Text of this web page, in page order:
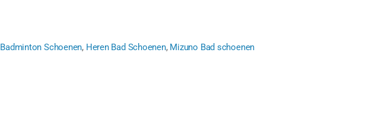
Badminton Schoenen, Heren Bad Schoenen, Mizuno Bad schoenen